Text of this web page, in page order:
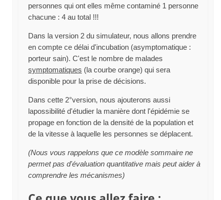
personnes qui ont elles même contaminé 1 personne
chacune : 4 au total !!!
Dans la version 2 du simulateur, nous allons prendre
en compte ce délai d'incubation (asymptomatique :
porteur sain). C'est le nombre de malades
symptomatiques (la courbe orange) qui sera
disponible pour la prise de décisions.
Dans cette 2°version, nous ajouterons aussi
lapossibilité d'étudier la manière dont l'épidémie se
propage en fonction de la densité de la population et
de la vitesse à laquelle les personnes se déplacent.
(Nous vous rappelons que ce modèle sommaire ne
permet pas d'évaluation quantitative mais peut aider à
comprendre les mécanismes)